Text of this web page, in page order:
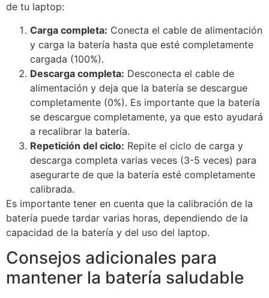
de tu laptop:
Carga completa: Conecta el cable de alimentación
y carga la batería hasta que esté completamente
cargada (100%).
Descarga completa: Desconecta el cable de
alimentación y deja que la batería se descargue
completamente (0%). Es importante que la batería
se descargue completamente, ya que esto ayudará
a recalibrar la batería.
Repetición del ciclo: Repite el ciclo de carga y
descarga completa varias veces (3-5 veces) para
asegurarte de que la batería esté completamente
calibrada.
Es importante tener en cuenta que la calibración de la
batería puede tardar varias horas, dependiendo de la
capacidad de la batería y del uso del laptop.
Consejos adicionales para
mantener la batería saludable